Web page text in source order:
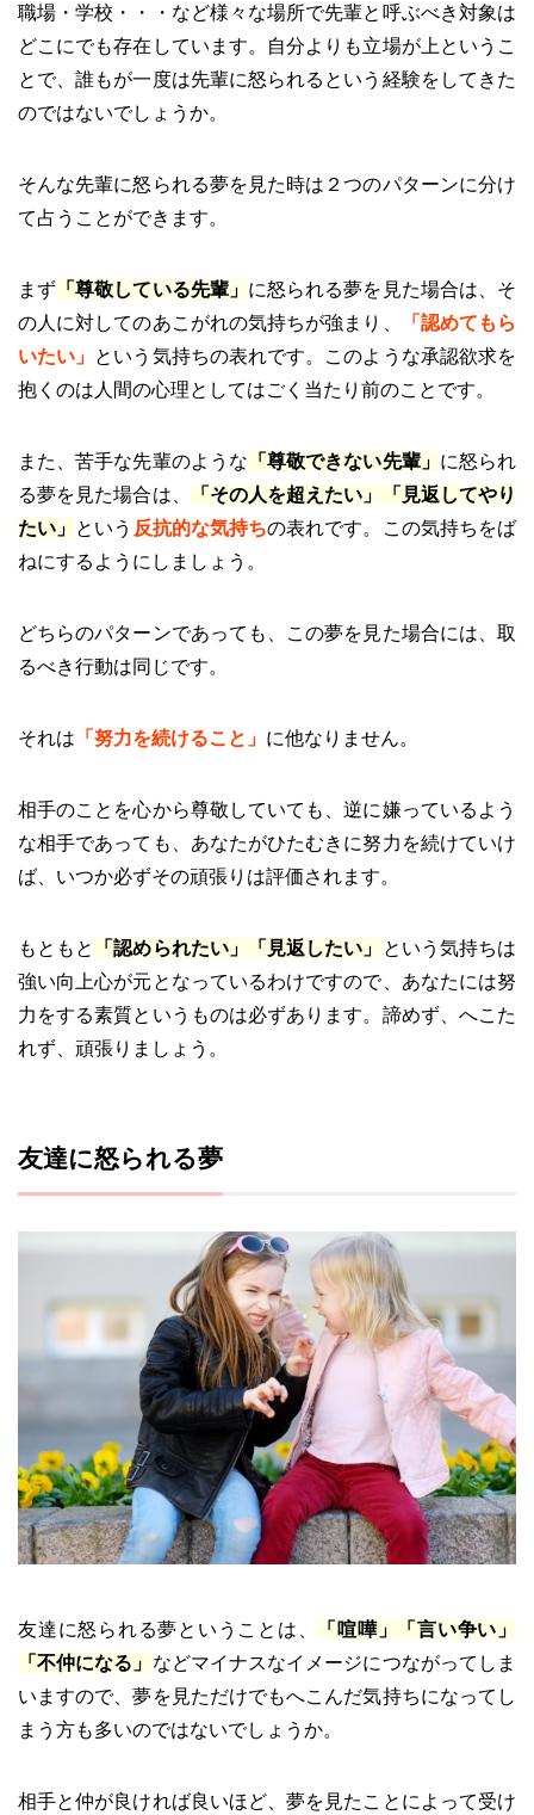
職場・学校・・・など様々な場所で先輩と呼ぶべき対象は
どこにでも存在しています。自分よりも立場が上というこ
とで、誰もが一度は先輩に怒られるという経験をしてきた
のではないでしょうか。
そんな先輩に怒られる夢を見た時は２つのパターンに分け
て占うことができます。
まず 「尊敬している先輩」 に怒られる夢を見た場合は、そ
の人に対してのあこがれの気持ちが強まり、
「認めてもら
いたい」 という気持ちの表れです。このような承認欲求を
抱くのは人間の心理としてはごく当たり前のことです。
また、苦手な先輩のような 「尊敬できない先輩」 に怒られ
る夢を見た場合は、
「その人を超えたい」「見返してやり
たい」 という 反抗的な気持ちの表れです。この気持ちをば
ねにするようにしましょう。
どちらのパターンであっても、この夢を見た場合には、取
るべき行動は同じです。
それは 「努力を続けること」 に他なりません。
相手のことを心から尊敬していても、逆に嫌っているよう
な相手であっても、あなたがひたむきに努力を続けていけ
ば、いつか必ずその頑張りは評価されます。
もともと 「認められたい」「見返したい」
という気持ちは
強い向上心が元となっているわけですので、あなたには努
力をする素質というものは必ずあります。諦めず、へこた
れず、頑張りましょう。
友達に怒られる夢
友達に怒られる夢ということは、
「喧嘩」「言い争い」
「不仲になる」 などマイナスなイメージにつながってしま
いますので、夢を見ただけでもへこんだ気持ちになってし
まう方も多いのではないでしょうか。
相手と仲が良ければ良いほど、夢を見たことによって受け